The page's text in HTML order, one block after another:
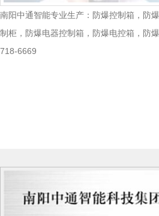
南阳中通智能专业生产：防爆控制箱，防
制柜，防爆电器控制箱，防爆电控箱，防
718-6669